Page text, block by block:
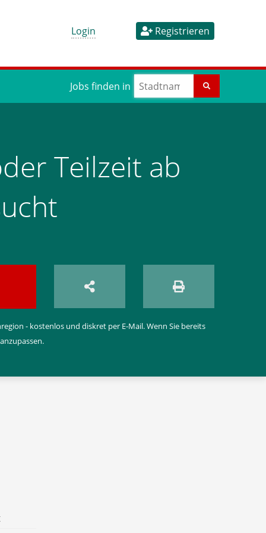
Login Registrieren
Jobs finden in
Teilzeit ab
- kostenlos und diskret per E-Mail. Wenn Sie bereits